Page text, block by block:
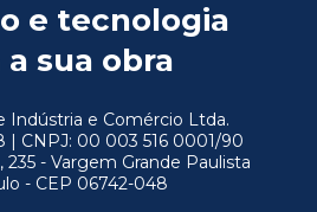
e tecnologia
a sua obra
Indústria e Comércio Ltda.
| CNPJ: 00 003 516 0001/90
- Vargem Grande Paulista
- CEP 06742-048